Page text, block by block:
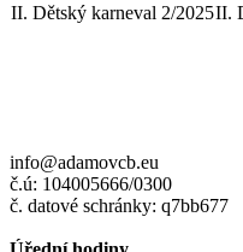
II. Dětský karneval 2/2025II.
info@adamovcb.eu
č.ú: 104005666/0300
č. datové schránky: q7bb677